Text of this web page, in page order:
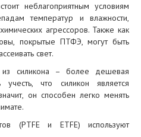
неблагоприятным условиям
температур и влажности,
агрессоров. Также как
покрытые ПТФЭ, могут быть
свет.
из силикона – более дешевая
учесть, что силикон является
он способен легко менять
(PTFE и ETFE) используют